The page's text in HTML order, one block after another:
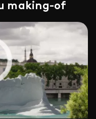
making-of